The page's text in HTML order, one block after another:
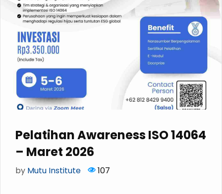
Pelatihan Awareness ISO 14064
– Maret 2026
by Mutu Institute 107